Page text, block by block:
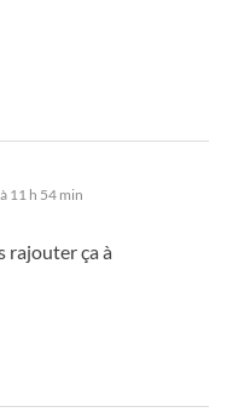
11 h 54 min
rajouter ça à